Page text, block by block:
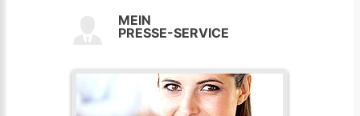
MEIN
PRESSE-SERVICE